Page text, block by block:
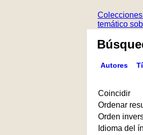
temático
Autores
Coincidir
Ordenar
Orden
Idioma del